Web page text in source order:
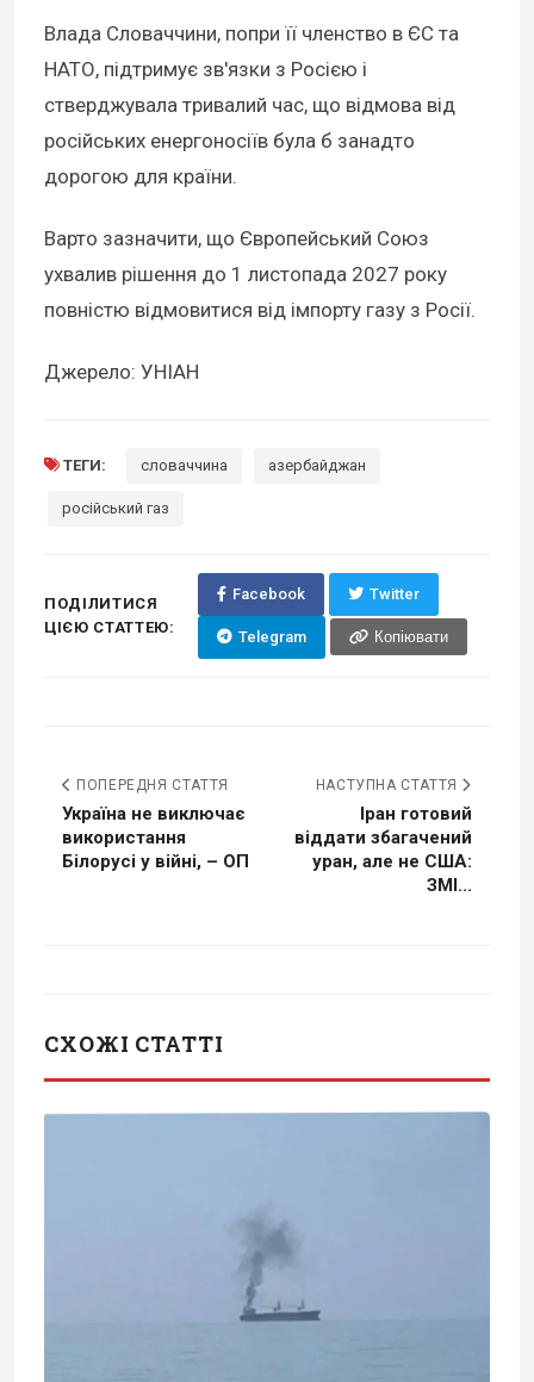
Влада Словаччини, попри її членство в ЄС та
НАТО, підтримує зв'язки з Росією і
стверджувала тривалий час, що відмова від
російських енергоносіїв була б занадто
дорогою для країни.
Варто зазначити, що Європейський Союз
ухвалив рішення до 1 листопада 2027 року
повністю відмовитися від імпорту газу з Росії.
Джерело: УНІАН
ТЕГИ: словаччина азербайджан
російський газ
ПОДІЛИТИСЯ
ЦІЄЮ СТАТТЕЮ:
Facebook Twitter
Telegram Копіювати
ПОПЕРЕДНЯ СТАТТЯ
Україна не виключає
використання
Білорусі у війні, – ОП
НАСТУПНА СТАТТЯ
Іран готовий
віддати збагачений
уран, але не США:
ЗМІ...
СХОЖІ СТАТТІ